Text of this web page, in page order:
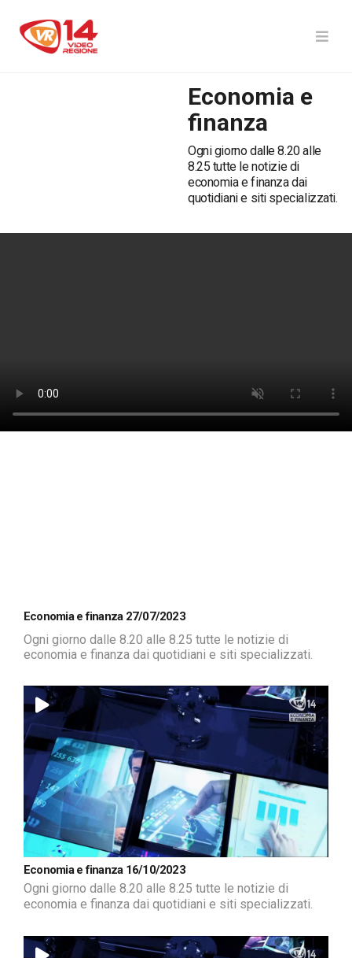
Economia e
finanza
Ogni giorno dalle 8.20 alle
8.25 tutte le notizie di
economia e finanza dai
quotidiani e siti specializzati.
Economia e finanza 27/07/2023
Ogni giorno dalle 8.20 alle 8.25 tutte le notizie di
economia e finanza dai quotidiani e siti specializzati.
Economia e finanza 16/10/2023
Ogni giorno dalle 8.20 alle 8.25 tutte le notizie di
economia e finanza dai quotidiani e siti specializzati.